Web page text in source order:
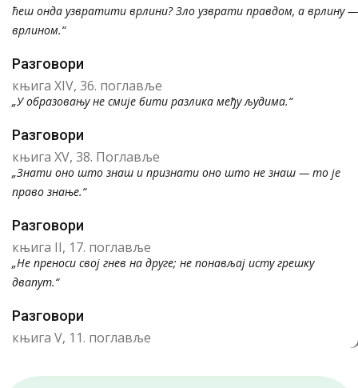
ћеш онда узвратити врлини? Зло узврати правдом, а врлину —
врлином.“
Разговори
књига XIV, 36. поглавље
„У образовању не смије бити разлика међу људима.“
Разговори
књига XV, 38. Поглавље
„Знати оно што знаш и признати оно што не знаш — то је
право знање.“
Разговори
књига II, 17. поглавље
„Не преноси свој гнев на друге; не понављај исту грешку
двапут.“
Разговори
књига V, 11. поглавље